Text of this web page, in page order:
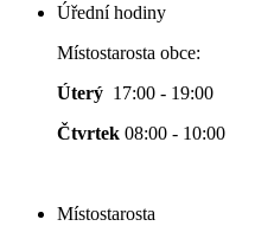
Úřední hodiny
Místostarosta obce:
Úterý 17:00 - 19:00
Čtvrtek 08:00 - 10:00
Místostarosta